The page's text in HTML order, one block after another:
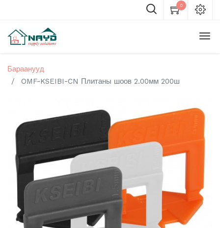
0
Бараанууд
OMF-KSEIBI-CN Плитаны шоов 2.00мм 200ш